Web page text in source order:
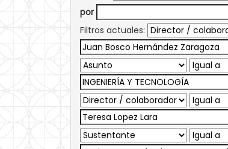
por
Filtros actuales: